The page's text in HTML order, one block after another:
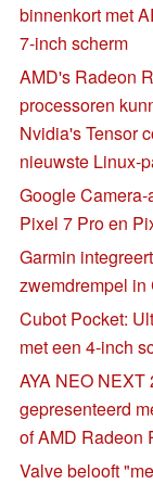
binnenkort met
7-inch scherm
AMD's Radeon
processoren
Nvidia's Tensor
nieuwste Linux-
Google
Pixel 7 Pro en
Garmin
zwemdrempel in
Cubot Pocket:
met een 4-inch
AYA NEO
gepresenteerd
of AMD Radeon
Valve belooft